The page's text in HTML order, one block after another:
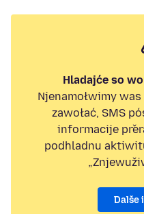
Hladajće so
Njenamołwimy
zawołać, SMS
informacije
podhladnu
Dalše